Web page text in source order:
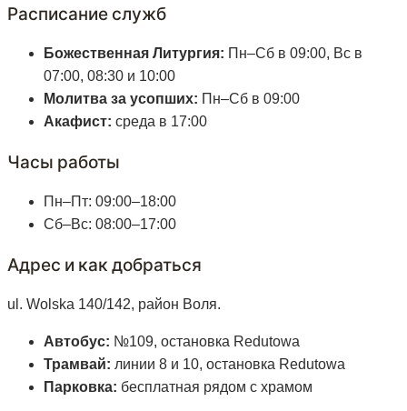
Расписание служб
Божественная Литургия: Пн–Сб в 09:00, Вс в
07:00, 08:30 и 10:00
Молитва за усопших: Пн–Сб в 09:00
Акафист: среда в 17:00
Часы работы
Пн–Пт: 09:00–18:00
Сб–Вс: 08:00–17:00
Адрес и как добраться
ul. Wolska 140/142, район Воля.
Автобус: №109, остановка Redutowa
Трамвай: линии 8 и 10, остановка Redutowa
Парковка: бесплатная рядом с храмом